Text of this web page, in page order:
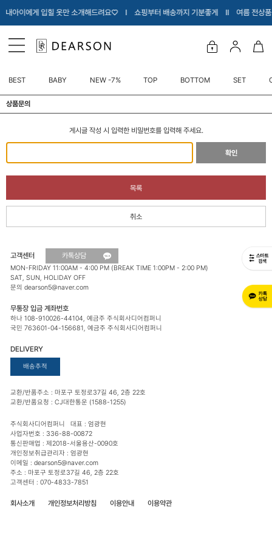
아이에게 입힐 옷만 소개해드려요♡ Ι 쇼핑부터 배송까지 기분좋게 ΙΙ 여름 전상
BEST BABY NEW -7% TOP BOTTOM SET
상품문의
게시글 작성 시 입력한 비밀번호를 입력해 주세요.
확인
목록
취소
고객센터 카톡상담
MON-FRIDAY 11:00AM - 4:00 PM (BREAK TIME 1:00PM - 2:00 PM)
SAT, SUN, HOLIDAY OFF
문의 dearson5@naver.com
무통장 입금 계좌번호
하나 108-910026-44104, 예금주 주식회사디어컴퍼니
국민 763601-04-156681, 예금주 주식회사디어컴퍼니
DELIVERY
배송추적
교환/반품주소 : 마포구 토정로37길 46, 2층 22호
교환/반품요청 : CJ대한통운 (1588-1255)
주식회사디어컴퍼니 대표 : 엄광현
사업자번호 : 336-88-00872
통신판매업 : 제2018-서울용산-0090호
개인정보취급관리자 : 엄광현
이메일 : dearson5@naver.com
주소 : 마포구 토정로37길 46, 2층 22호
고객센터 : 070-4833-7851
회사소개 개인정보처리방침 이용안내 이용약관